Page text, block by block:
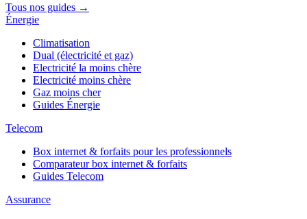
Tous nos guides →
Énergie
Climatisation
Dual (électricité et gaz)
Electricité la moins chère
Electricité moins chère
Gaz moins cher
Guides Énergie
Telecom
Box internet & forfaits pour les professionnels
Comparateur box internet & forfaits
Guides Telecom
Assurance